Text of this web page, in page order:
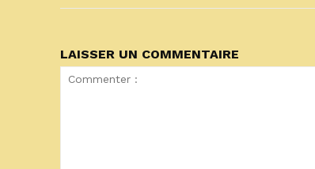
LAISSER UN COMMENTAIRE